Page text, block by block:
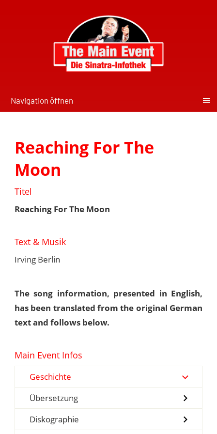
Navigation öffnen
Reaching For The
Moon
Titel
Reaching For The Moon
Text & Musik
Irving Berlin
The song information, presented in English,
has been translated from the original German
text and follows below.
Main Event Infos
Geschichte
Übersetzung
Diskographie